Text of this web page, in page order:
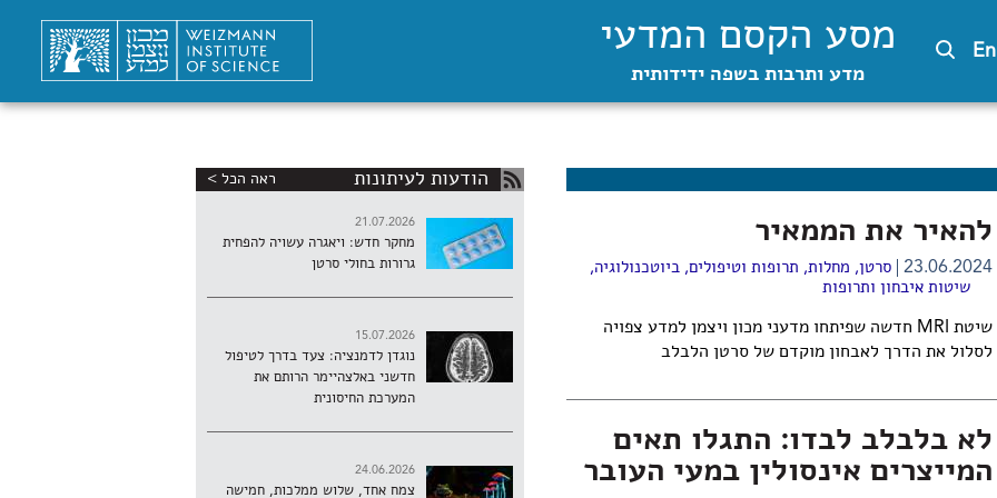
En מסע הקסם המדעי
מדע ותרבות בשפה ידידותית
להאיר את הממאיר
23.06.2024 סרטן, מחלות, תרופות וטיפולים,ביוטכנולוגיה,
שיטות איבחון ותרופות
שיטת
MRI חדשה שפיתחו מדעני מכון ויצמן למדע צפויה
לסלול את הדרך לאבחון מוקדם של סרטן הלבלב
לא בלבלב לבדו: התגלו תאים
המייצרים אינסולין במעי העובר
הודעות לעיתונות ראה הכל >
21.07.2026
מחקר חדש: ויאגרה עשויה להפחית
גרורות בחולי סרטן
15.07.2026
נוגדן לדמנציה: צעד בדרך לטיפול
חדשני באלצהיימר הרותם את
המערכת החיסונית
24.06.2026
צמח אחד, שלוש ממלכות, חמישה